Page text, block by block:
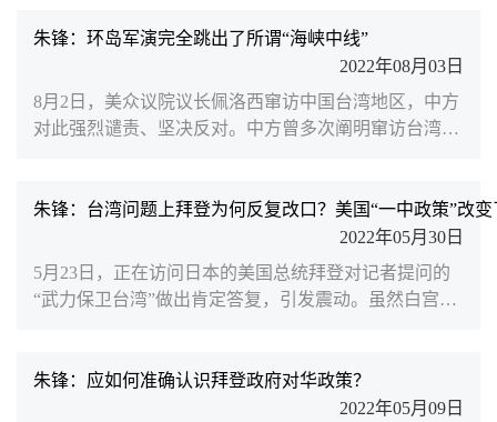
述中国共产党和中国政府在新时代推进实现祖国统一的
立场和政策。南京大学国际关系学院执行院长、北京大
学中外人文交流研究基地学术委员朱锋于8月5日在《环
球时报》撰文指出台湾问题再度陷入危机的根本原因是
朱锋：环岛军演完全跳出了所谓“海峡中线”
2022年08月03日
8月2日，美众议院议长佩洛西窜访中国台湾地区，中方
对此强烈谴责、坚决反对。中方曾多次阐明窜访台湾的
击中美关系政治基础，严重破坏中美两国两军关系。南
京大学国际关系学院执行院长、北京大学中外人文交流
研究基地学术委员朱锋就此在凤凰网发文，深度解读这
一事件。佩洛西到台湾窜访，反映了美国作为唯一的超
朱锋：台湾问题上拜登为何反复改口？美国“一中政策”改
2022年05月30日
5月23日，正在访问日本的美国总统拜登对记者提问的
“武力保卫台湾”做出肯定答复，引发震动。虽然白宫官
感到担忧。拜登屡次高调打出“台湾牌”究竟意欲何为？
美国的“一中政策”真的会被改变吗？面对美国的咄咄逼
朱锋：应如何准确认识拜登政府对华政策？
2022年05月09日